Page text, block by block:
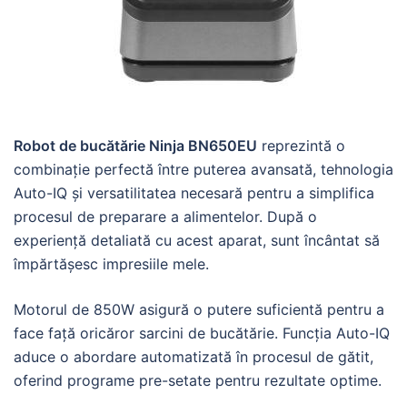
Robot de bucătărie Ninja BN650EU reprezintă o
combinație perfectă între puterea avansată, tehnologia
Auto-IQ și versatilitatea necesară pentru a simplifica
procesul de preparare a alimentelor. După o
experiență detaliată cu acest aparat, sunt încântat să
împărtășesc impresiile mele.
Motorul de 850W asigură o putere suficientă pentru a
face față oricăror sarcini de bucătărie. Funcția Auto-IQ
aduce o abordare automatizată în procesul de gătit,
oferind programe pre-setate pentru rezultate optime.